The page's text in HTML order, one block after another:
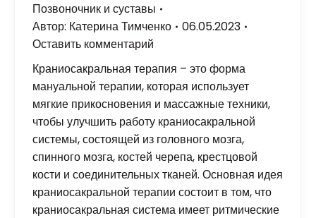
Позвоночник и суставы
Автор: Катерина Тимченко
06.05.2023
Оставить комментарий
Краниосакральная терапия – это форма
мануальной терапии, которая использует
мягкие прикосновения и массажные техники,
чтобы улучшить работу краниосакральной
системы, состоящей из головного мозга,
спинного мозга, костей черепа, крестцовой
кости и соединительных тканей. Основная идея
краниосакральной терапии состоит в том, что
краниосакральная система имеет ритмические